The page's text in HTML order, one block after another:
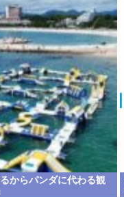
からパンダに代わる観